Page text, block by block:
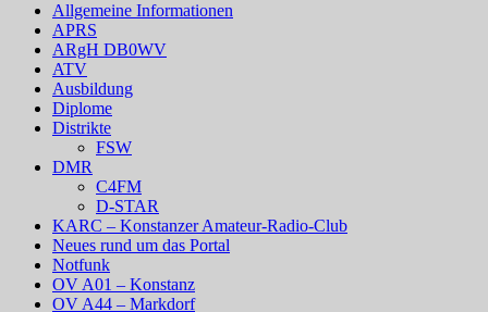
Allgemeine Informationen
APRS
ARgH DB0WV
ATV
Ausbildung
Diplome
Distrikte
FSW
DMR
C4FM
D-STAR
KARC – Konstanzer Amateur-Radio-Club
Neues rund um das Portal
Notfunk
OV A01 – Konstanz
OV A44 – Markdorf